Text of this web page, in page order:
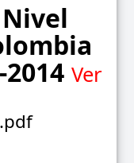
Ver